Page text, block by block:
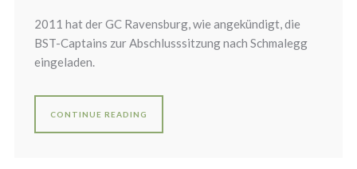
2011 hat der GC Ravensburg, wie angekündigt, die
BST-Captains zur Abschlusssitzung nach Schmalegg
eingeladen.
CONTINUE READING